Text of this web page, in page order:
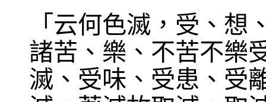
「云何色滅，受、
諸苦、樂、不苦不樂
滅、受味、受患、受